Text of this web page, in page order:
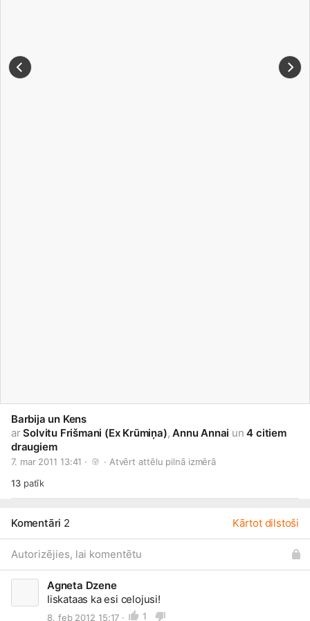
Barbija un Kens
arSolvitu Frišmani (Ex Krūmiņa),Annu Annai un4 citiem
draugiem
7. mar 2011 13:41 · · Atvērt attēlu pilnā izmērā
13patīk
Komentāri 2 Kārtot dilstoši
Autorizējies, lai komentētu
Agneta Dzene
Iiskataas ka esi celojusi!
8. feb 2012 15:17 · 1